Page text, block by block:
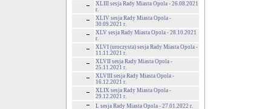
XLIII sesja Rady Miasta Opola - 26.08.2021
r.
XLIV sesja Rady Miasta Opola -
30.09.2021 r.
XLV sesja Rady Miasta Opola - 28.10.2021
r.
XLVI (uroczysta) sesja Rady Miasta Opola -
11.11.2021 r.
XLVII sesja Rady Miasta Opola -
25.11.2021 r.
XLVIII sesja Rady Miasta Opola -
16.12.2021 r.
XLIX sesja Rady Miasta Opola -
29.12.2021 r.
L sesja Rady Miasta Opola - 27.01.2022 r.